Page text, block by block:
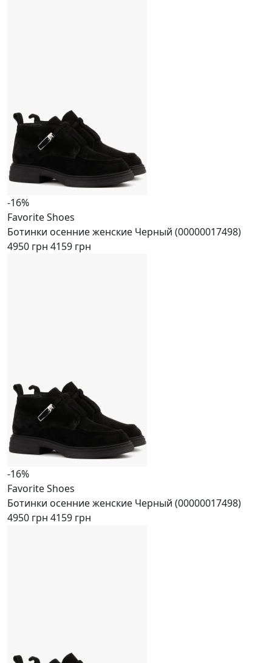
-16%
Favorite Shoes
Ботинки осенние женские Черный (00000017498)
4950 грн 4159 грн
-16%
Favorite Shoes
Ботинки осенние женские Черный (00000017498)
4950 грн 4159 грн